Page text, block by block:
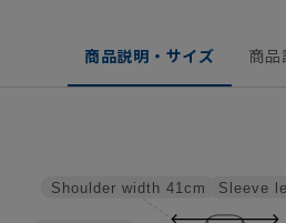
商品説明・サイズ 商品
Sleeve
Shoulder width 41cm